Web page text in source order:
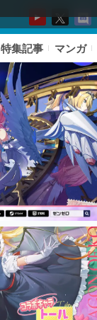
特集記事 マンガ